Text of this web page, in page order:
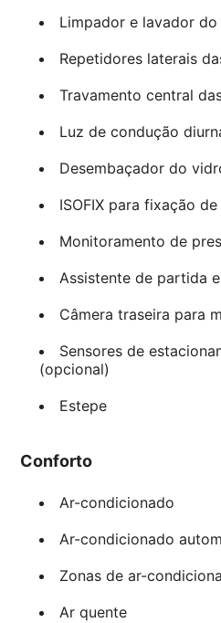
Limpador e lavador
Repetidores laterais
Travamento central
Luz de condução
Desembaçador do
ISOFIX para fixação
Monitoramento de
Assistente de partida
Câmera traseira para
Sensores de
(opcional)
Estepe
Conforto
Ar-condicionado
Ar-condicionado
Zonas de ar-
Ar quente